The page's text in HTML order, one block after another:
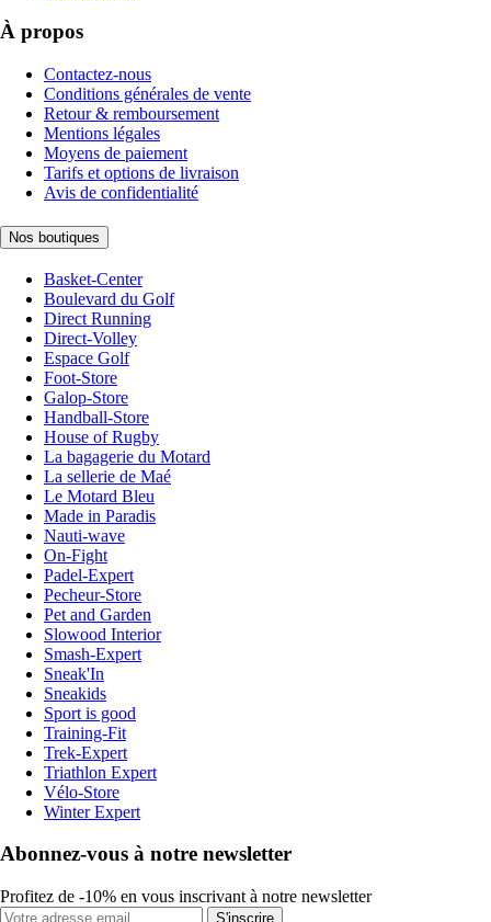
À propos
Contactez-nous
Conditions générales de vente
Retour & remboursement
Mentions légales
Moyens de paiement
Tarifs et options de livraison
Avis de confidentialité
Nos boutiques
Basket-Center
Boulevard du Golf
Direct Running
Direct-Volley
Espace Golf
Foot-Store
Galop-Store
Handball-Store
House of Rugby
La bagagerie du Motard
La sellerie de Maé
Le Motard Bleu
Made in Paradis
Nauti-wave
On-Fight
Padel-Expert
Pecheur-Store
Pet and Garden
Slowood Interior
Smash-Expert
Sneak'In
Sneakids
Sport is good
Training-Fit
Trek-Expert
Triathlon Expert
Vélo-Store
Winter Expert
Abonnez-vous à notre newsletter
Profitez de -10% en vous inscrivant à notre newsletter
S'inscrire